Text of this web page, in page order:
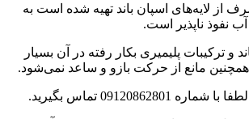
از لایه‌های اسپان باند تهیه شده‌ است به
نفوذ ناپذیر است.
و ترکیبات پلیمیری بکار رفته در آن بسیار
مانع از حرکت بازو و ساعد نمی‌شود.
تماس بگیرید.